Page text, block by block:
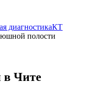
диагностикаКТ
полости
Чите